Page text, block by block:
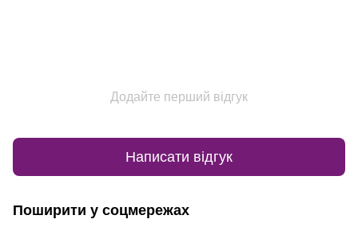
Додайте перший відгук
Написати відгук
Поширити у соцмережах